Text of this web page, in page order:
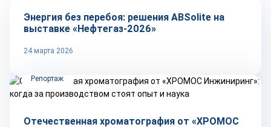
Энергия без перебоя: решения ABSolite на
выставке «Нефтегаз-2026»
24 марта 2026
Репортаж
Отечественная хроматография от «ХРОМОС